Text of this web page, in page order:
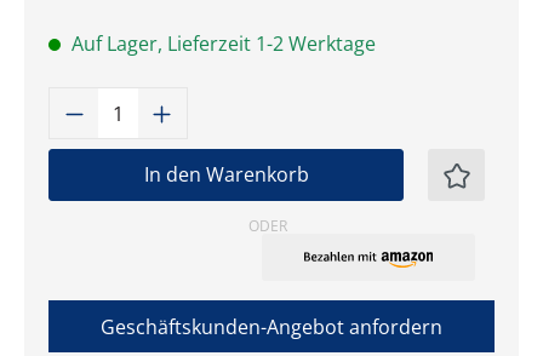
Auf Lager, Lieferzeit 1-2 Werktage
Produkt Anzahl: Gib den
In den Warenkorb
ODER
Geschäftskunden-Angebot anfordern